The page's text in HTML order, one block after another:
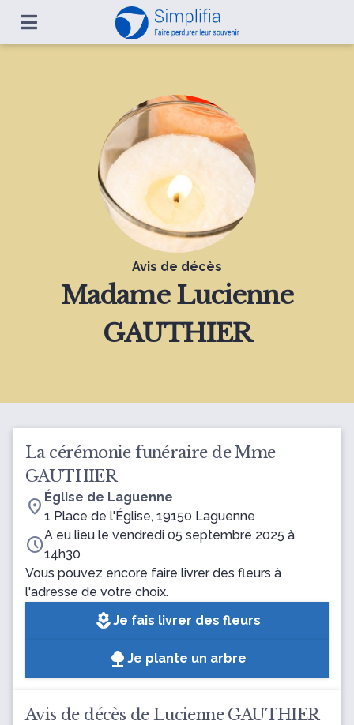
Avis de décès
Madame Lucienne
GAUTHIER
La cérémonie funéraire de Mme
GAUTHIER
location_on Église de Laguenne
1 Place de l'Église, 19150 Laguenne
scheduleA eu lieu le vendredi 05 septembre 2025 à
14h30
Vous pouvez encore faire livrer des fleurs à
l'adresse de votre choix.
local_floristJe fais livrer des fleurs
Je plante un arbre
Avis de décès de Lucienne GAUTHIER